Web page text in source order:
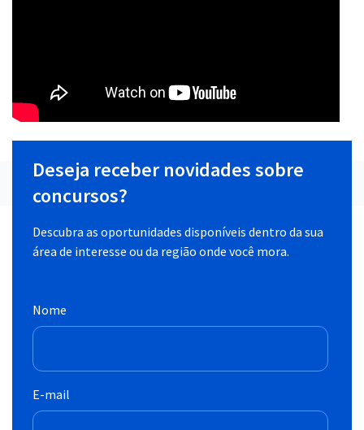
Deseja receber novidades sobre
concursos?
Descubra as oportunidades disponíveis dentro da sua
área de interesse ou da região onde você mora.
Nome
E-mail